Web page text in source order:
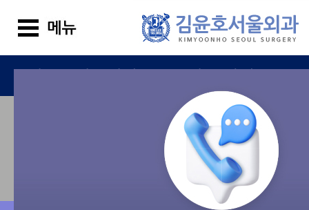
김윤호서울외과 진료 안내
갑상선 고주파열치료 메뉴